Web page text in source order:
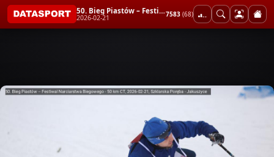
50. Bieg Piastów – Festiwal Narciarstwa Biegowego - 50 km CT
2026-02-21 7583 (68)